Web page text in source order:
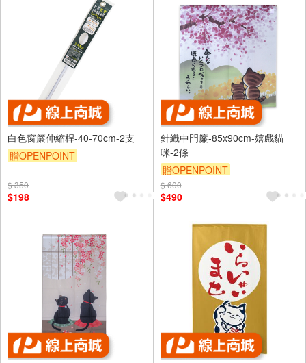
白色窗簾伸縮桿-40-70cm-2支
贈OPENPOINT
$ 350
$198
針織中門簾-85x90cm-嬉戲貓
咪-2條
贈OPENPOINT
$ 600
$490